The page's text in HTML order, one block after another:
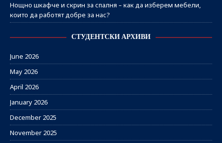
Нощно шкафче и скрин за спалня – как да изберем мебели,
които да работят добре за нас?
СТУДЕНТСКИ АРХИВИ
June 2026
May 2026
April 2026
January 2026
December 2025
November 2025